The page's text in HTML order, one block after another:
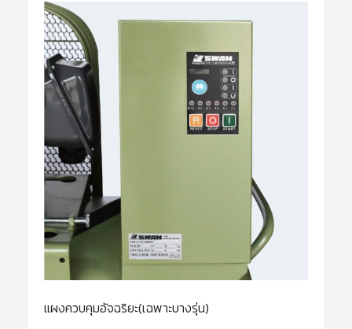
แผงควบคุมอัจฉริยะ(เฉพาะบางรุ่น)